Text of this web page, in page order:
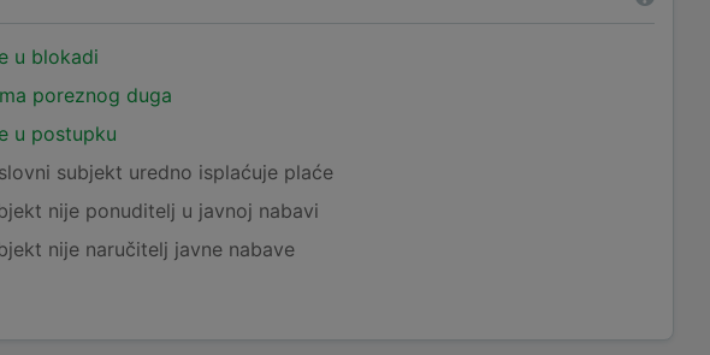
u blokadi
poreznog duga
u postupku
subjekt uredno isplaćuje plaće
nije ponuditelj u javnoj nabavi
nije naručitelj javne nabave